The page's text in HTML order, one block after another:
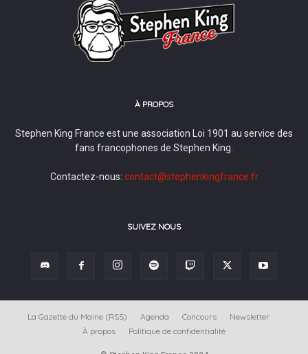
À PROPOS
Stephen King France est une association Loi 1901 au service des
fans francophones de Stephen King.
Contactez-nous: contact@stephenkingfrance.fr
SUIVEZ NOUS
La Gazette du Maine (RSS) Agenda Concours
Newsletter
À propos
Politique de confidentialité